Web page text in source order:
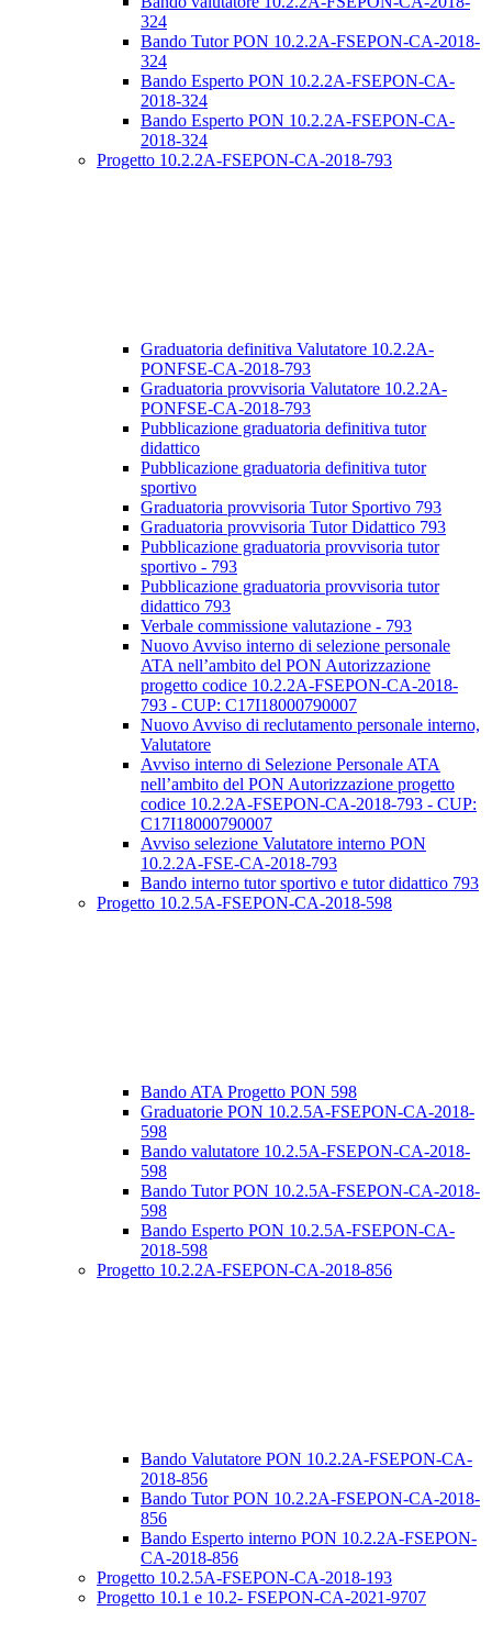
324
Bando Tutor PON 10.2.2A-FSEPON-CA-2018-
324
Bando Esperto PON 10.2.2A-FSEPON-CA-
2018-324
Bando Esperto PON 10.2.2A-FSEPON-CA-
2018-324
Progetto 10.2.2A-FSEPON-CA-2018-793
Graduatoria definitiva Valutatore 10.2.2A-
PONFSE-CA-2018-793
Graduatoria provvisoria Valutatore 10.2.2A-
PONFSE-CA-2018-793
Pubblicazione graduatoria definitiva tutor
didattico
Pubblicazione graduatoria definitiva tutor
sportivo
Graduatoria provvisoria Tutor Sportivo 793
Graduatoria provvisoria Tutor Didattico 793
Pubblicazione graduatoria provvisoria tutor
sportivo - 793
Pubblicazione graduatoria provvisoria tutor
didattico 793
Verbale commissione valutazione - 793
Nuovo Avviso interno di selezione personale
ATA nell’ambito del PON Autorizzazione
progetto codice 10.2.2A-FSEPON-CA-2018-
793 - CUP: C17I18000790007
Nuovo Avviso di reclutamento personale interno,
Valutatore
Avviso interno di Selezione Personale ATA
nell’ambito del PON Autorizzazione progetto
codice 10.2.2A-FSEPON-CA-2018-793 - CUP:
C17I18000790007
Avviso selezione Valutatore interno PON
10.2.2A-FSE-CA-2018-793
Bando interno tutor sportivo e tutor didattico 793
Progetto 10.2.5A-FSEPON-CA-2018-598
Bando ATA Progetto PON 598
Graduatorie PON 10.2.5A-FSEPON-CA-2018-
598
Bando valutatore 10.2.5A-FSEPON-CA-2018-
598
Bando Tutor PON 10.2.5A-FSEPON-CA-2018-
598
Bando Esperto PON 10.2.5A-FSEPON-CA-
2018-598
Progetto 10.2.2A-FSEPON-CA-2018-856
Bando Valutatore PON 10.2.2A-FSEPON-CA-
2018-856
Bando Tutor PON 10.2.2A-FSEPON-CA-2018-
856
Bando Esperto interno PON 10.2.2A-FSEPON-
CA-2018-856
Progetto 10.2.5A-FSEPON-CA-2018-193
Progetto 10.1 e 10.2- FSEPON-CA-2021-9707